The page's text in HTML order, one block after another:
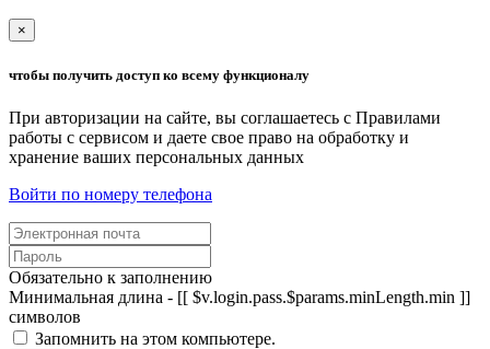
×
чтобы получить доступ ко всему функционалу
При авторизации на сайте, вы соглашаетесь с Правилами
работы с сервисом и даете свое право на обработку и
хранение ваших персональных данных
Войти по номеру телефона
Обязательно к заполнению
Минимальная длина - [[ $v.login.pass.$params.minLength.min ]]
символов
Запомнить на этом компьютере.